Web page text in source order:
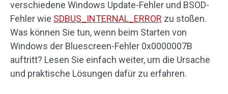
verschiedene Windows Update-Fehler und BSOD-
Fehler wie SDBUS_INTERNAL_ERROR zu stoßen.
Was können Sie tun, wenn beim Starten von
Windows der Bluescreen-Fehler 0x0000007B
auftritt? Lesen Sie einfach weiter, um die Ursache
und praktische Lösungen dafür zu erfahren.